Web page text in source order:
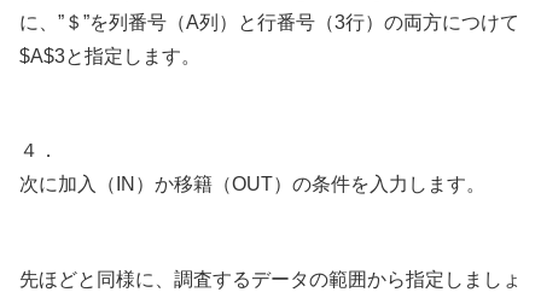
に、”＄”を列番号（A列）と行番号（3行）の両方につけて
$A$3と指定します。
４．
次に加入（IN）か移籍（OUT）の条件を入力します。
先ほどと同様に、調査するデータの範囲から指定しましょ